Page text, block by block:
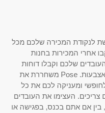
לנקודת המכירה שלכם מכל
אחרי המכירות בחנות
שלכם וקבלו דוחות
קמעונאיים בקצות האצבעות. Pose משחררת את
ומעניקה לכם את כל
צריכים. העצימו את העובדים
אם אתם בכנס, בפגישה או